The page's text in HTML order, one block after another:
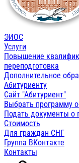
ЭИОС
Услуги
Повышение
переподготовка
Дополнительное
Абитуриенту
Сайт "Абитуриент"
Выбрать программу
Подать документы о
Стоимость
Для граждан СНГ
Группа ВКонтакте
Контакты